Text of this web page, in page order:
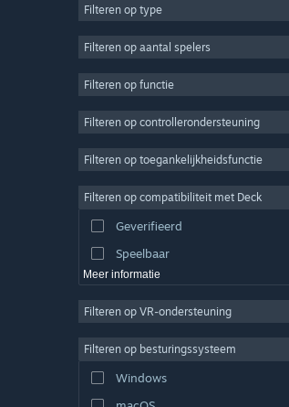
MMO
Casual
Sim
Videoproductie
Fotobewerking
Filteren op type
Filteren op aantal spelers
Filteren op functie
Filteren op controllerondersteuning
Filteren op toegankelijkheidsfunctie
Filteren op compatibiliteit met Deck
Geverifieerd
Speelbaar
Meer informatie
Filteren op VR-ondersteuning
Filteren op besturingssysteem
Windows